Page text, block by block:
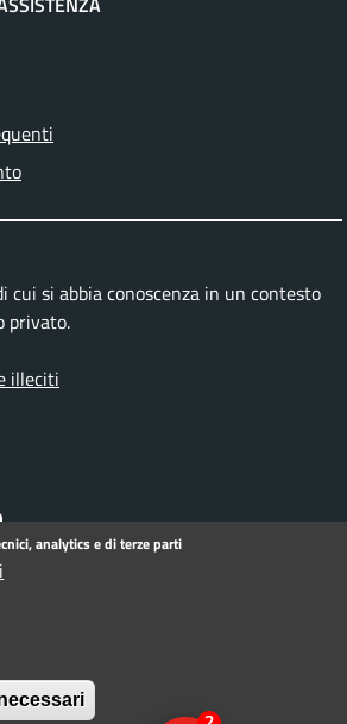
cui si abbia conoscenza in un contesto
privato.
illeciti
YouTube
i diritti riservati.
analytics e di terze parti